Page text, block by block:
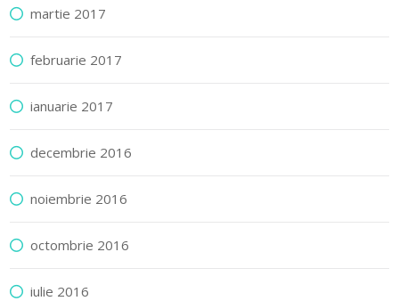
martie 2017
februarie 2017
ianuarie 2017
decembrie 2016
noiembrie 2016
octombrie 2016
iulie 2016